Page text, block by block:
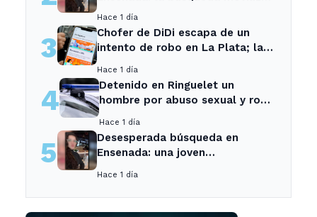
Hace 1 día
3
Chofer de DiDi escapa de un
intento de robo en La Plata; la
Hace 1 día
4
Detenido en Ringuelet un
hombre por abuso sexual y robo
Hace 1 día
5
Desesperada búsqueda en
Ensenada: una joven
Hace 1 día